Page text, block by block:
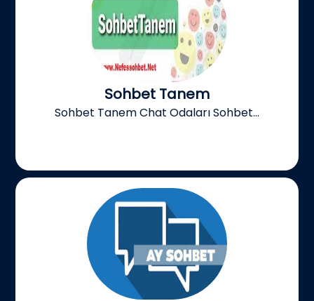
Sohbet Tanem
Sohbet Tanem Chat Odaları Sohbet...